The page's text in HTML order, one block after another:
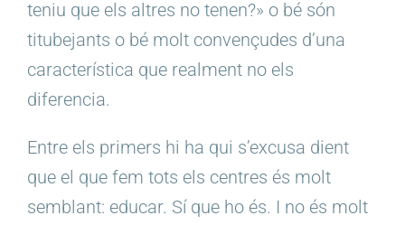
teniu que els altres no tenen?» o bé són
titubejants o bé molt convençudes d’una
característica que realment no els
diferencia.
Entre els primers hi ha qui s’excusa dient
que el que fem tots els centres és molt
semblant: educar. Sí que ho és. I no és molt